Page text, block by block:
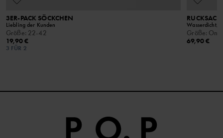
3ER-PACK SÖCKCHEN
Liebling der Kunden
Größe: 22-42
19,90 €
3 FÜR 2
RUCKSACK
Wasserdicht,
Größe:
69,90 €